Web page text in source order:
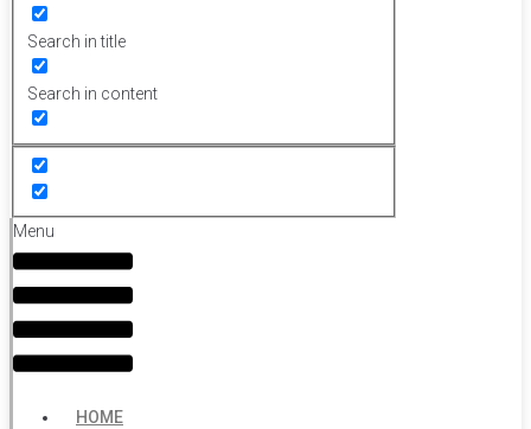
Search in title
Search in content
Menu
HOME